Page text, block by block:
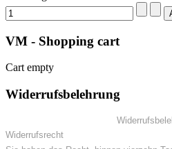
VM - Shopping cart
Cart empty
Widerrufsbelehrung
Widerrufsrecht